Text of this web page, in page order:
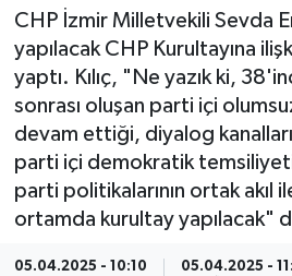
CHP İzmir Milletvekili Sevda
yapılacak CHP Kurultayına
yaptı. Kılıç, "Ne yazık ki,
sonrası oluşan parti içi
devam ettiği, diyalog
parti içi demokratik
parti politikalarının ortak akıl
ortamda kurultay yapılacak"
05.04.2025 - 10:10 05.04.2025 -
Ekonomi
Sağlık
Magazin
Kültür Sanat
Resmi Reklam
Son Dakika Haberleri
Haber Arşivi